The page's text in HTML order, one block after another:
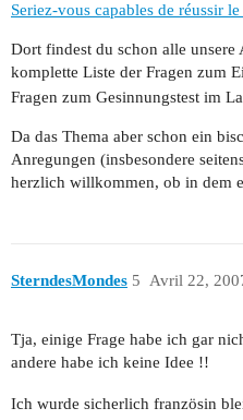
Seriez-vous capables de réussir
Dort findest du schon alle
komplette Liste der Fragen zum
Fragen zum Gesinnungstest im
Da das Thema aber schon ein
Anregungen (insbesondere
herzlich willkommen, ob in dem
SterndesMondes Avril 22,
5
Tja, einige Frage habe ich gar
andere habe ich keine Idee !!
Ich wurde sicherlich französin